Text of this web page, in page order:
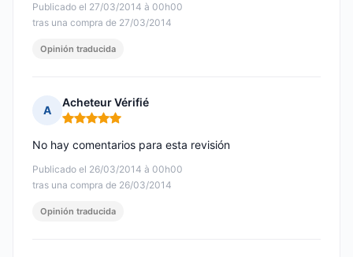
Publicado el 27/03/2014 à 00h00
tras una compra de 27/03/2014
Opinión traducida
A
Acheteur Vérifié
Nota: 5 de 5
Publicado el 26/03/2014 à 00h00
tras una compra de 26/03/2014
No hay comentarios para esta revisión
Opinión traducida